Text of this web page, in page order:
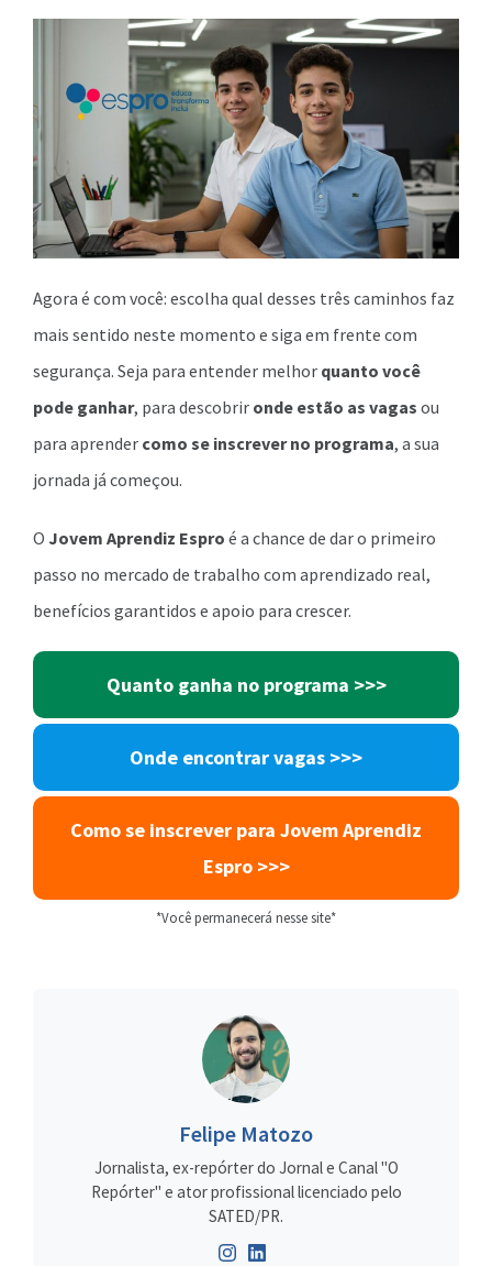
Agora é com você: escolha qual desses três caminhos faz
mais sentido neste momento e siga em frente com
segurança. Seja para entender melhor quanto você
pode ganhar, para descobrir onde estão as vagas ou
para aprender como se inscrever no programa, a sua
jornada já começou.
O Jovem Aprendiz Espro é a chance de dar o primeiro
passo no mercado de trabalho com aprendizado real,
benefícios garantidos e apoio para crescer.
Quanto ganha no programa >>>
Onde encontrar vagas >>>
Como se inscrever para Jovem Aprendiz
Espro >>>
*Você permanecerá nesse site*
Felipe Matozo
Jornalista, ex-repórter do Jornal e Canal "O
Repórter" e ator profissional licenciado pelo
SATED/PR.